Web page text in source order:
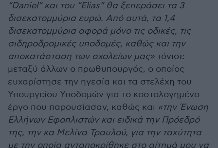
“Daniel” και του “Elias” θα ξεπεράσει τα 3
δισεκατομμύρια ευρώ. Από αυτά, τα 1,4
δισεκατομμύρια αφορά μόνο τις οδικές, τις
σιδηροδρομικές υποδομές, καθώς και την
αποκατάσταση των σχολείων μας» τόνισε
μεταξύ άλλων ο πρωθυπουργός, ο οποίος
ευχαρίστησε την ηγεσία και τα στελέχη του
Υπουργείου Υποδομών για το κοστολογημένο
έργο που παρουσίασαν, καθώς και «την Ένωση
Ελλήνων Εφοπλιστών και ειδικά την Πρόεδρό
της, την κα Μελίνα Τραυλού, για την ταχύτητα
με την οποία ανταποκρίθηκε στο αίτημά μου να